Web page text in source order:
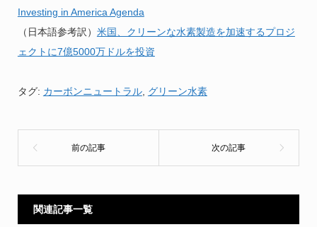
Investing in America Agenda
（日本語参考訳） 米国、クリーンな水素製造を加速するプロジ
ェクトに7億5000万ドルを投資
タグ: カーボンニュートラル, グリーン水素
関連記事一覧